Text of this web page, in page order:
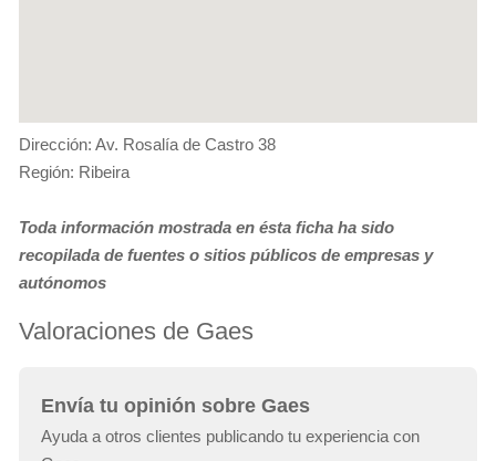
Dirección: Av. Rosalía de Castro 38
Región: Ribeira
Toda información mostrada en ésta ficha ha sido
recopilada de fuentes o sitios públicos de empresas y
autónomos
Valoraciones de Gaes
Envía tu opinión sobre Gaes
Ayuda a otros clientes publicando tu experiencia con